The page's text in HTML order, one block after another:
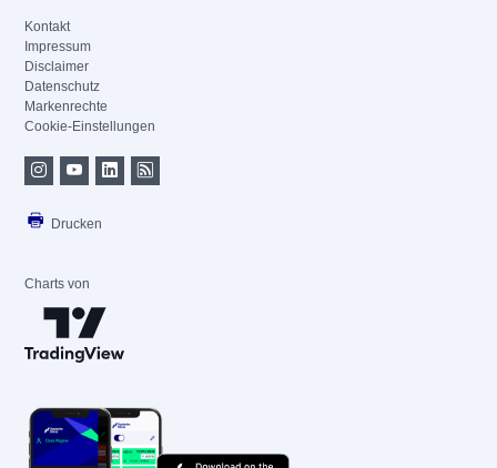
Kontakt
Impressum
Disclaimer
Datenschutz
Markenrechte
Cookie-Einstellungen
Drucken
Charts von